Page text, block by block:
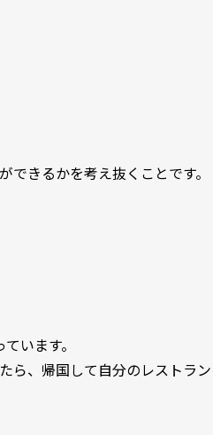
きるかを考え抜くことです。
います。
ら、帰国して自分のレストラ